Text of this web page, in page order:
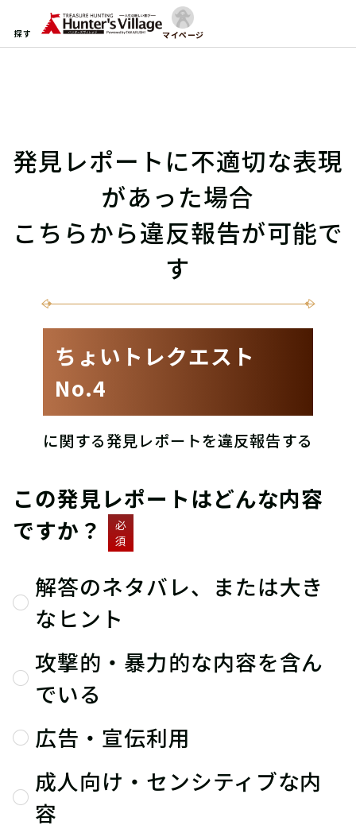
探す マイページ
発見レポートに不適切な表現
があった場合
こちらから違反報告が可能で
す
ちょいトレクエスト
No.4
に関する発見レポートを違反報告する
この発見レポートはどんな内容
ですか？
必
須
解答のネタバレ、または大き
なヒント
攻撃的・暴力的な内容を含ん
でいる
広告・宣伝利用
成人向け・センシティブな内
容